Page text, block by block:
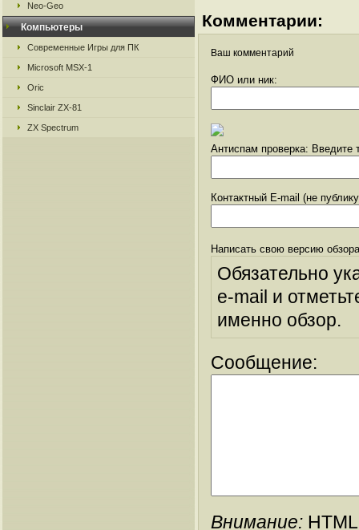
Neo-Geo
Компьютеры
Современные Игры для ПК
Microsoft MSX-1
Oric
Sinclair ZX-81
ZX Spectrum
Комментарии:
Ваш комментарий
ФИО или ник:
Антиспам проверка: Введите
Контактный E-mail (не
Написать свою версию
Обязательно
e-mail и
именно обзор.
Сообщение:
Внимание: